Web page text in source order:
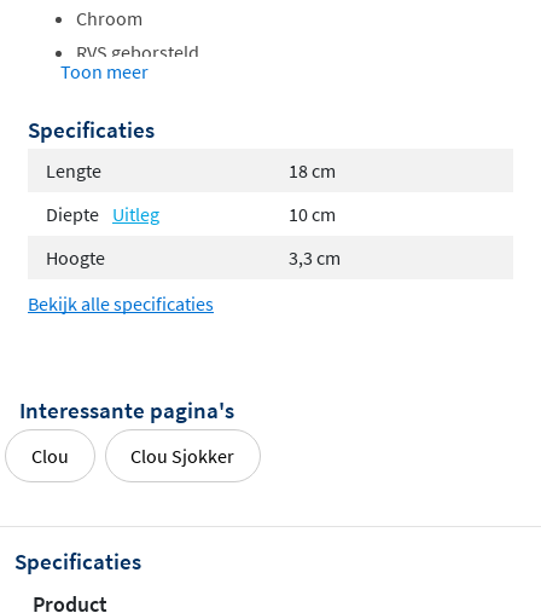
Chroom
RVS geborsteld
Mat wit
Mat zwart
Geborsteld Gunmetal pvd
Geborsteld koper pvd
Geborsteld goud pvd
Toon meer
Specificaties
Lengte
18 cm
Diepte Uitleg
10 cm
Hoogte
3,3 cm
Bekijk alle specificaties
Interessante pagina's
Clou Clou Sjokker
Specificaties
Product